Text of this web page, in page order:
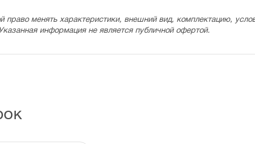
право менять характеристики, внешний вид, комплектацию,
информация не является публичной офертой.